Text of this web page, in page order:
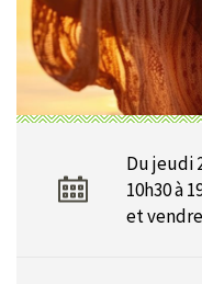
Du jeudi
10h30 à
et